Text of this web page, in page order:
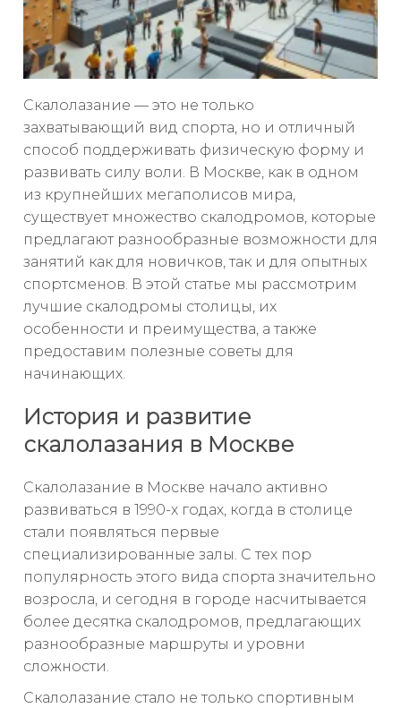
Скалолазание — это не только
захватывающий вид спорта, но и отличный
способ поддерживать физическую форму и
развивать силу воли. В Москве, как в одном
из крупнейших мегаполисов мира,
существует множество скалодромов, которые
предлагают разнообразные возможности для
занятий как для новичков, так и для опытных
спортсменов. В этой статье мы рассмотрим
лучшие скалодромы столицы, их
особенности и преимущества, а также
предоставим полезные советы для
начинающих.
История и развитие
скалолазания в Москве
Скалолазание в Москве начало активно
развиваться в 1990-х годах, когда в столице
стали появляться первые
специализированные залы. С тех пор
популярность этого вида спорта значительно
возросла, и сегодня в городе насчитывается
более десятка скалодромов, предлагающих
разнообразные маршруты и уровни
сложности.
Скалолазание стало не только спортивным